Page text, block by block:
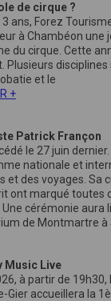
de cirque ?
ans, Forez
à Chambéon une
du cirque. Cette
Plusieurs
et le
+
Patrick Françon
le 27 juin
nationale et
et des voyages. Sa
ont marqué toutes
cérémonie aura
de Montmartre à
Music Live
à partir de 19h30,
Gier accueillera la